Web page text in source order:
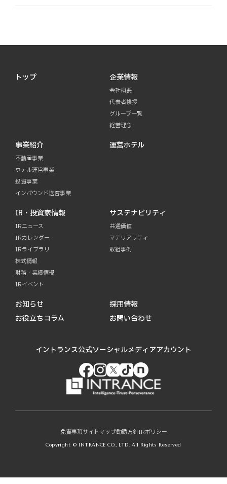
トップ 企業情報
会社概要
代表者挨拶
グループ一覧
経営理念
事業紹介
不動産事業
ホテル運営事業
投資事業
インバウンド送客事業
運営ホテル
IR・投資家情報
IRニュース
IRカレンダー
IRライブラリ
株式情報
財務・業績情報
IRイベント
サステナビリティ
共通価値
マテリアリティ
取組事例
お知らせ
お役立ちコラム
採用情報
お問い合わせ
イントランス公式ソーシャルメディアアカウント
免責事項サイトマップ勧誘方針IRポリシー
Copyright © INTRANCE CO., LTD. All Rights Reserved